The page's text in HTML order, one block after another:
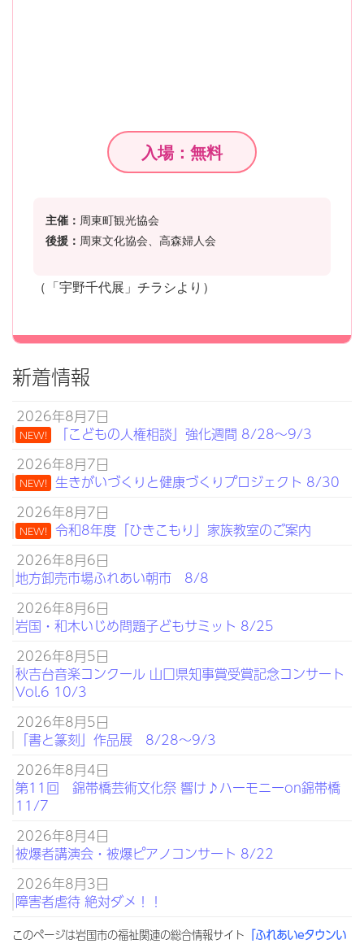
入場：無料
主催： 周東町観光協会
後援： 周東文化協会、高森婦人会
（「宇野千代展」チラシより）
新着情報
2026年8月7日
NEW!
「こどもの人権相談」強化週間 8/28～9/3
2026年8月7日
NEW! 生きがいづくりと健康づくりプロジェクト 8/30
2026年8月7日
NEW! 令和8年度「ひきこもり」家族教室のご案内
2026年8月6日
地方卸売市場ふれあい朝市 8/8
2026年8月6日
岩国・和木いじめ問題子どもサミット 8/25
2026年8月5日
秋吉台音楽コンクール 山口県知事賞受賞記念コンサート
Vol.6 10/3
2026年8月5日
「書と篆刻」作品展 8/28～9/3
2026年8月4日
第11回 錦帯橋芸術文化祭 響け♪ハーモニーon錦帯橋
11/7
2026年8月4日
被爆者講演会・被爆ピアノコンサート 8/22
2026年8月3日
障害者虐待 絶対ダメ！！
このページは岩国市の福祉関連の総合情報サイト 「ふれあいeタウンい